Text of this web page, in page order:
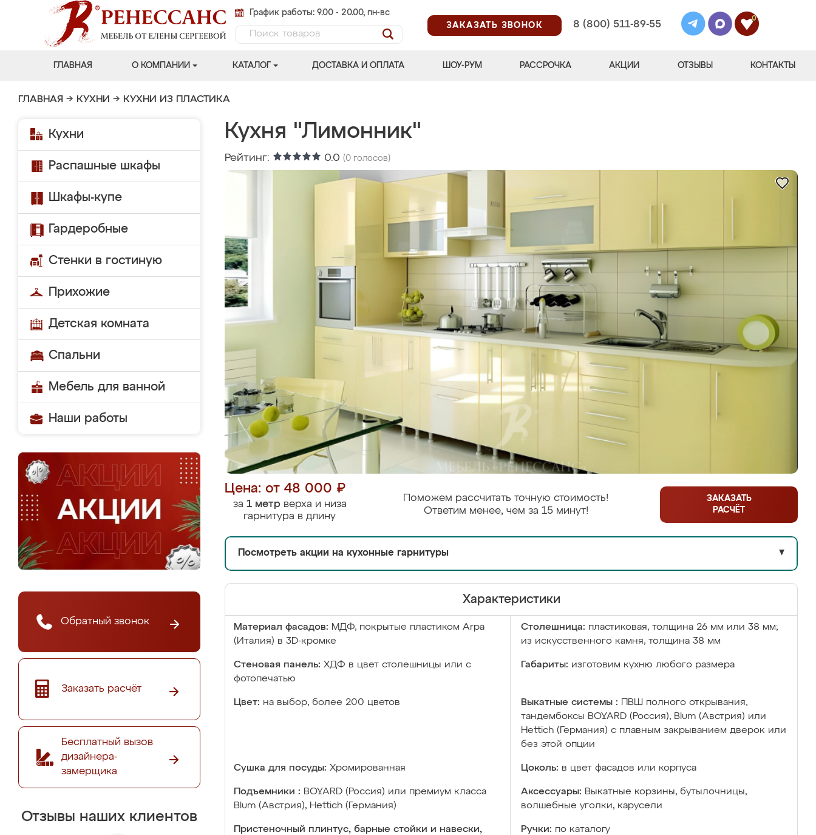
График работы: 9.00 - 20.00, пн-вс
ЗАКАЗАТЬ ЗВОНОК
8 (800) 511-89-55
0
ГЛАВНАЯ О КОМПАНИИ КАТАЛОГ ДОСТАВКА И ОПЛАТА ШОУ-РУМ РАССРОЧКА АКЦИИ ОТЗЫВЫ КОНТАКТЫ
ГЛАВНАЯ → КУХНИ → КУХНИ ИЗ ПЛАСТИКА
Кухни
Распашные шкафы
Шкафы-купе
Гардеробные
Стенки в гостиную
Прихожие
Детская комната
Спальни
Мебель для ванной
Наши работы
Обратный звонок
Заказать расчёт
Бесплатный вызов
дизайнера-
замерщика
Отзывы наших клиентов
Кухня "Лимонник"
Рейтинг: 0.0 (0 голосов)
Цена: от 48 000 ₽
за 1 метрверха и низа
гарнитура в длину
Поможем рассчитать точную стоимость!
Ответим менее, чем за 15 минут!
ЗАКАЗАТЬ
РАСЧЁТ
Посмотреть акции на кухонные гарнитуры ▼
Характеристики
Материал фасадов: МДФ, покрытые пластиком Arpa
(Италия) в 3D-кромке
Столешница: пластиковая, толщина 26 мм или 38 мм;
из искусственного камня, толщина 38 мм
Стеновая панель: ХДФ в цвет столешницы или с
фотопечатью
Габариты: изготовим кухню любого размера
Цвет: на выбор, более 200 цветов Выкатные системы :
ПВШ полного открывания,
тандембоксы BOYARD (Россия), Blum (Австрия) или
Hettich (Германия) с плавным закрыванием дверок или
без этой опции
Сушка для посуды: Хромированная Цоколь: в цвет фасадов или корпуса
Подъемники : BOYARD (Россия) или премиум класса
Blum (Австрия), Hettich (Германия)
Аксессуары: Выкатные корзины, бутылочницы,
волшебные уголки, карусели
Пристеночный плинтус, барные стойки и навески,
Ручки: по каталогу